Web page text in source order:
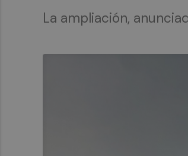
La ampliación,